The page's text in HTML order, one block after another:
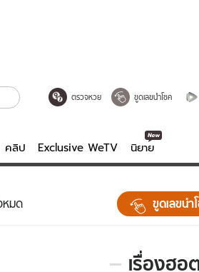
ตรวจหวย ขูดเลขนำโชค
คลิป Exclusive WeTV นิยาย
ค
ฮ
หมด ขูดเลขนำ
เรื่องฮอ